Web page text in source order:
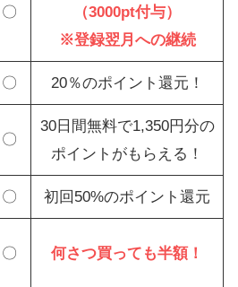
〇
（3000pt付与）
※登録翌月への継続
〇 20％のポイント還元！
〇
30日間無料で1,350円分の
ポイントがもらえる！
〇 初回50%のポイント還元
〇 何さつ買っても半額！